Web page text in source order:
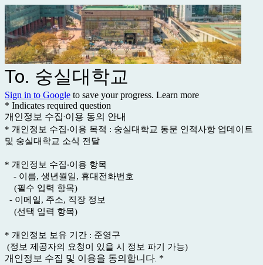
To. 숭실대학교
Sign in to Google to save your progress. Learn more
* Indicates required question
개인정보 수집‧이용 동의 안내
* 개인정보 수집‧이용 목적 : 숭실대학교 동문 인적사항 업데이트
및 숭실대학교 소식 전달
* 개인정보 수집‧이용 항목
- 이름, 생년월일, 휴대전화번호
(필수 입력 항목)
- 이메일, 주소, 직장 정보
(선택 입력 항목)
* 개인정보 보유 기간 : 준영구
(정보 제공자의 요청이 있을 시 정보 파기 가능)
개인정보 수집 및 이용을 동의합니다. *